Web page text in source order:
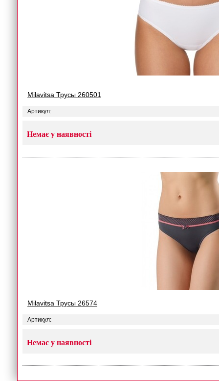
Milavitsa Трусы 260501
Артикул:
Немає у наявності
Milavitsa Трусы 26574
Артикул:
Немає у наявності